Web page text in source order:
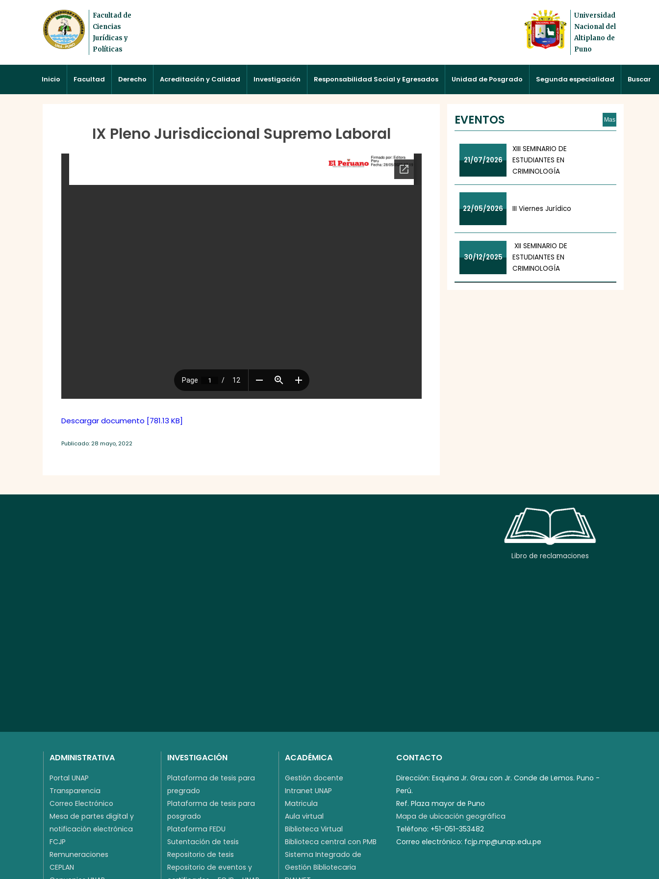
Facultad de
Ciencias
Jurídicas y
Políticas
Universidad
Nacional del
Altiplano de
Puno
Inicio Facultad Derecho Acreditación y Calidad Investigación Responsabilidad Social y Egresados Unidad de Posgrado Segunda especialidad Buscar
IX Pleno Jurisdiccional Supremo Laboral
Descargar documento [781.13 KB]
Publicado: 28 mayo, 2022
EVENTOS Mas
21/07/2026
XIII SEMINARIO DE
ESTUDIANTES EN
CRIMINOLOGÍA
22/05/2026 III Viernes Jurídico
30/12/2025
XII SEMINARIO DE
ESTUDIANTES EN
CRIMINOLOGÍA
Libro de reclamaciones
ADMINISTRATIVA
Portal UNAP
Transparencia
Correo Electrónico
Mesa de partes digital y
notificación electrónica
FCJP
Remuneraciones
CEPLAN
INVESTIGACIÓN
Plataforma de tesis para
pregrado
Plataforma de tesis para
posgrado
Plataforma FEDU
Sutentación de tesis
Repositorio de tesis
Repositorio de eventos y
ACADÉMICA
Gestión docente
Intranet UNAP
Matricula
Aula virtual
Biblioteca Virtual
Biblioteca central con PMB
Sistema Integrado de
Gestión Bibliotecaria
CONTACTO
Dirección: Esquina Jr. Grau con Jr. Conde de Lemos. Puno -
Perú.
Ref. Plaza mayor de Puno
Mapa de ubicación geográfica
Teléfono: +51-051-353482
Correo electrónico: fcjp.mp@unap.edu.pe